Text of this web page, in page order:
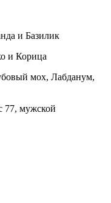
и Базилик
и Корица
мох, Лабданум,
77, мужской